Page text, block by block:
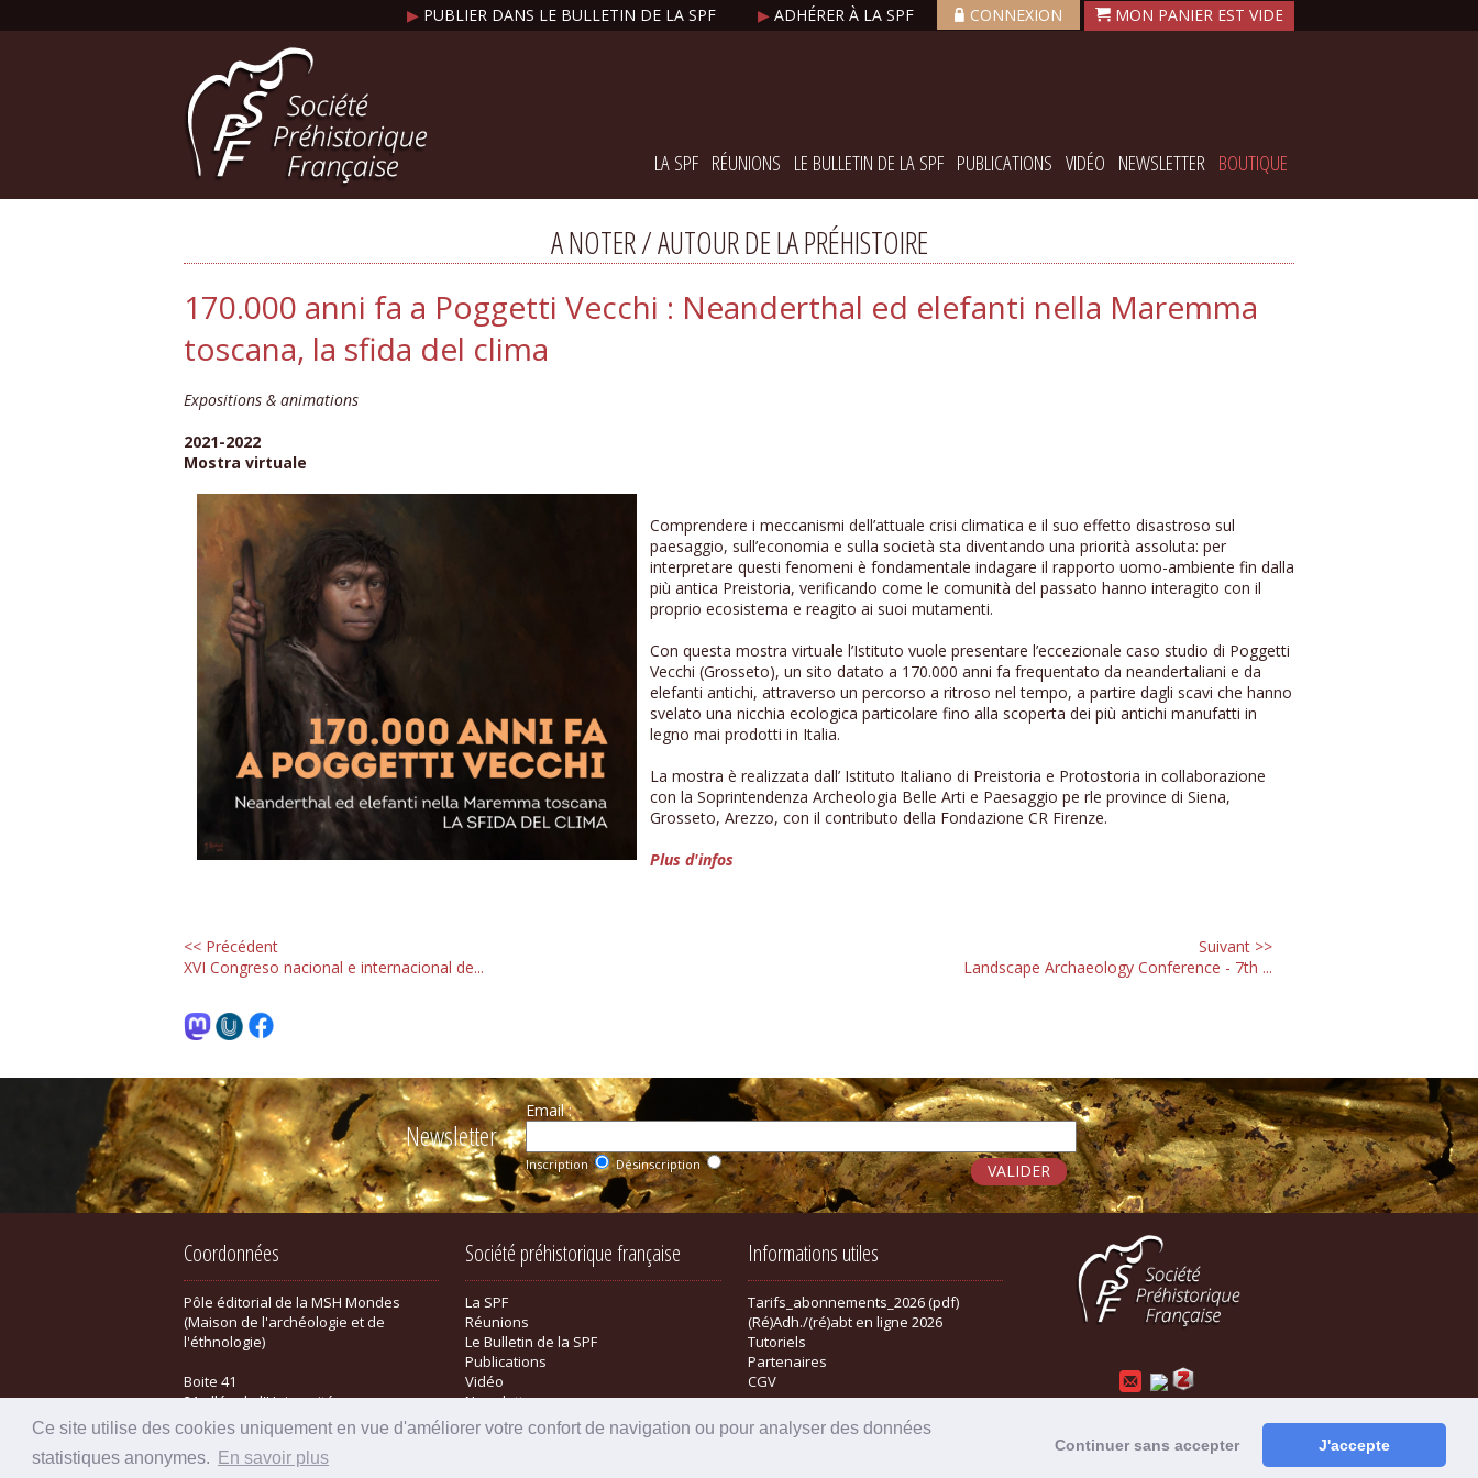
Ce site utilise des cookies uniquement en vue d'améliorer votre confort de navigation ou pour analyser des données
statistiques anonymes.
En savoir plus
Continuer sans accepter J'accepte
▶ PUBLIER DANS LE BULLETIN DE LA SPF ▶ ADHÉRER À LA SPF CONNEXION
LA SPF RÉUNIONS LE BULLETIN DE LA SPF PUBLICATIONS VIDÉO NEWSLETTER BOUTIQUE
A NOTER / AUTOUR DE LA PRÉHISTOIRE
170.000 anni fa a Poggetti Vecchi : Neanderthal ed elefanti nella Maremma
toscana, la sfida del clima
Expositions & animations
2021-2022
Mostra virtuale
Comprendere i meccanismi dell’attuale crisi climatica e il suo effetto disastroso sul
paesaggio, sull’economia e sulla società sta diventando una priorità assoluta: per
interpretare questi fenomeni è fondamentale indagare il rapporto uomo-ambiente fin dalla
più antica Preistoria, verificando come le comunità del passato hanno interagito con il
proprio ecosistema e reagito ai suoi mutamenti.
Con questa mostra virtuale l’Istituto vuole presentare l’eccezionale caso studio di Poggetti
Vecchi (Grosseto), un sito datato a 170.000 anni fa frequentato da neandertaliani e da
elefanti antichi, attraverso un percorso a ritroso nel tempo, a partire dagli scavi che hanno
svelato una nicchia ecologica particolare fino alla scoperta dei più antichi manufatti in
legno mai prodotti in Italia.
La mostra è realizzata dall’ Istituto Italiano di Preistoria e Protostoria in collaborazione
con la Soprintendenza Archeologia Belle Arti e Paesaggio pe rle province di Siena,
Grosseto, Arezzo, con il contributo della Fondazione CR Firenze.
Plus d'infos
<< Précédent
XVI Congreso nacional e internacional de...
Suivant >>
Landscape Archaeology Conference - 7th ...
Newsletter
Email :
Inscription Désinscription
Coordonnées
Pôle éditorial de la MSH Mondes
(Maison de l'archéologie et de
l'éthnologie)
Boite 41
21 allée de l'Université
F-92023 Nanterre cedex - FRANCE
Société préhistorique française
La SPF
Réunions
Le Bulletin de la SPF
Publications
Vidéo
Newsletter
Boutique
Informations utiles
Tarifs_abonnements_2026 (pdf)
(Ré)Adh./(ré)abt en ligne 2026
Tutoriels
Partenaires
CGV